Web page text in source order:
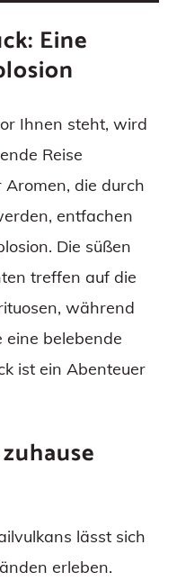
Eine
Ihnen steht, wird
Reise
Aromen, die durch
entfachen
Die süßen
treffen auf die
während
eine belebende
ist ein Abenteuer
lässt sich
erleben.